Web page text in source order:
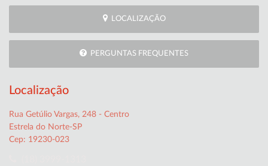
LOCALIZAÇÃO
PERGUNTAS FREQUENTES
Localização
Rua Getúlio Vargas, 248 - Centro
Estrela do Norte-SP
Cep: 19230-023